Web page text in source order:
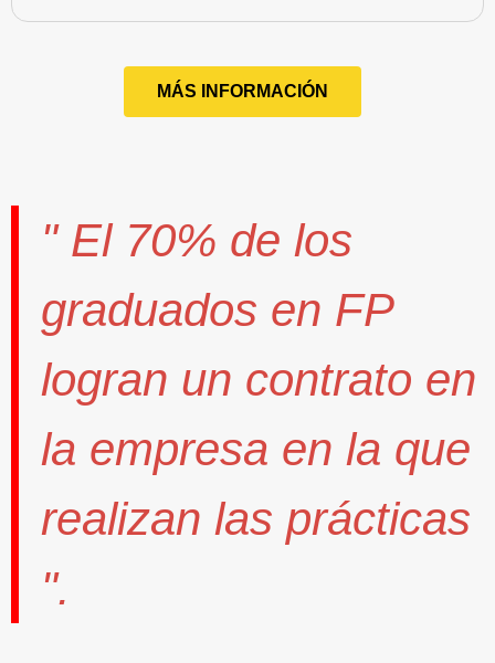
MÁS INFORMACIÓN
" El 70% de los
graduados en FP
logran un contrato en
la empresa en la que
realizan las prácticas
".